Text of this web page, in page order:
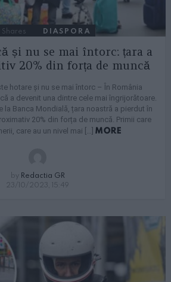
Shares DIASPORA
și nu se mai întorc: țara a
20% din forța de muncă
hotare și nu se mai întorc – În România
a devenit una dintre cele mai îngrijorătoare.
la Banca Mondială, țara noastră a pierdut în
20% din forța de muncă. Primii care
care au un nivel mai […]MORE
by Redactia GR
23/10/2023, 15:49